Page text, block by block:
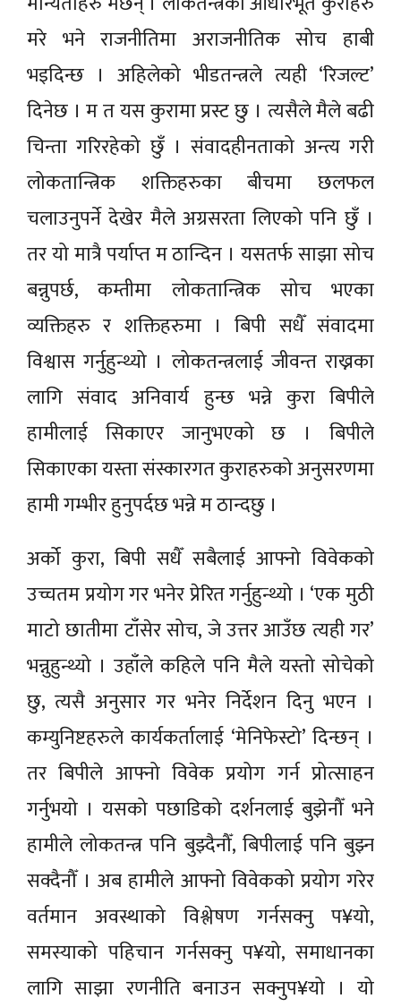
मरे भने राजनीतिमा अराजनीतिक सोच हाबी
भइदिन्छ । अहिलेको भीडतन्त्रले त्यही ‘रिजल्ट’
दिनेछ । म त यस कुरामा प्रस्ट छु । त्यसैले मैले बढी
चिन्ता गरिरहेको छुँ । संवादहीनताको अन्त्य गरी
लोकतान्त्रिक शक्तिहरुका बीचमा छलफल
चलाउनुपर्ने देखेर मैले अग्रसरता लिएको पनि छुँ ।
तर यो मात्रै पर्याप्त म ठान्दिन । यसतर्फ साझा सोच
बन्नुपर्छ, कम्तीमा लोकतान्त्रिक सोच भएका
व्यक्तिहरु र शक्तिहरुमा । बिपी सधैँ संवादमा
विश्वास गर्नुहुन्थ्यो । लोकतन्त्रलाई जीवन्त राख्नका
लागि संवाद अनिवार्य हुन्छ भन्ने कुरा बिपीले
हामीलाई सिकाएर जानुभएको छ । बिपीले
सिकाएका यस्ता संस्कारगत कुराहरुको अनुसरणमा
हामी गम्भीर हुनुपर्दछ भन्ने म ठान्दछु ।
अर्को कुरा, बिपी सधैँ सबैलाई आफ्नो विवेकको
उच्चतम प्रयोग गर भनेर प्रेरित गर्नुहुन्थ्यो । ‘एक मुठी
माटो छातीमा टाँसेर सोच, जे उत्तर आउँछ त्यही गर’
भन्नुहुन्थ्यो । उहाँले कहिले पनि मैले यस्तो सोचेको
छु, त्यसै अनुसार गर भनेर निर्देशन दिनु भएन ।
कम्युनिष्टहरुले कार्यकर्तालाई ‘मेनिफेस्टो’ दिन्छन् ।
तर बिपीले आफ्नो विवेक प्रयोग गर्न प्रोत्साहन
गर्नुभयो । यसको पछाडिको दर्शनलाई बुझेनौँ भने
हामीले लोकतन्त्र पनि बुझ्दैनौँ, बिपीलाई पनि बुझ्न
सक्दैनौँ । अब हामीले आफ्नो विवेकको प्रयोग गरेर
वर्तमान अवस्थाको विश्लेषण गर्नसक्नु प¥यो,
समस्याको पहिचान गर्नसक्नु प¥यो, समाधानका
लागि साझा रणनीति बनाउन सक्नुप¥यो । यो